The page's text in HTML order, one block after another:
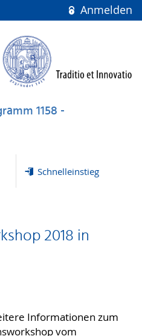
Anmelden
1158 -
Schnelleinstieg
2018 in
Informationen zum
vom